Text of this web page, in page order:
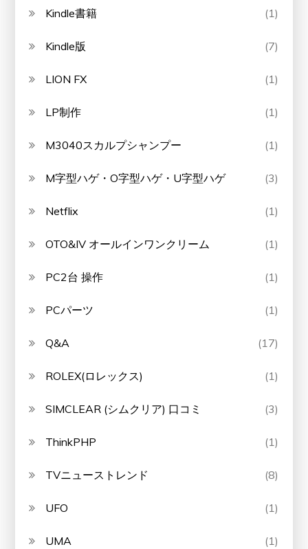
Kindle書籍 (1)
Kindle版 (7)
LION FX (1)
LP制作 (1)
M3040スカルプシャンプー (1)
M字型ハゲ・O字型ハゲ・U字型ハゲ (3)
Netflix (1)
OTO&IV オールインワンクリーム (1)
PC2台 操作 (1)
PCパーツ (1)
Q&A (17)
ROLEX(ロレックス) (1)
SIMCLEAR (シムクリア) 口コミ (3)
ThinkPHP (1)
TVニューストレンド (8)
UFO (1)
UMA (1)